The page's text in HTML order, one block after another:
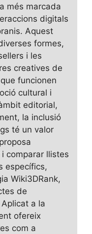
més marcada
digitals
Aquest
formes,
i les
creatives de
funcionen
cultural i
editorial,
la inclusió
té un valor
comparar llistes
específics,
Wiki3DRank,
de
a la
ofereix
com a